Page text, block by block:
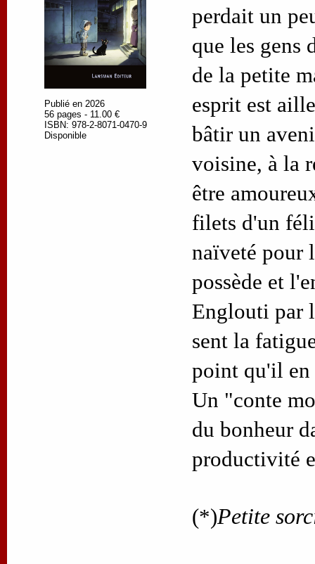
Publié en 2026
56 pages - 11.00 €
ISBN: 978-2-8071-0470-9
Disponible
perdait un
que les gens
de la petite
esprit est
bâtir un
voisine, à la
être
filets d'un
naïveté pour
possède et
Englouti par
sent la
point qu'il en
Un "conte
du bonheur
productivité
(*)Petite